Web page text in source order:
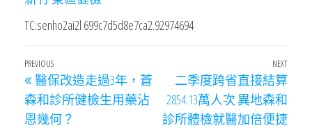
TC:senho2ai2l 699c7d5d8e7ca2.92974694
文
章
導
Previous
Post
PREVIOUS
醫保改造走過3年，蒼
森和診所健檢生用藥沾
恩幾何？
Next
NEXT
二季度跨省直接結算
2854.13萬人次 異地森和
診所體檢就醫加倍便捷